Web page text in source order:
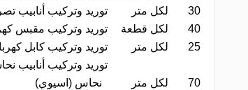
30
لكل متر
توريد وتركيب أنابيب
40
لكل قطعة
توريد وتركيب مقبس
25
لكل متر
توريد وتركيب كابل
توريد وتركيب أنابيب
70
لكل متر
نحاس (اسيوي)